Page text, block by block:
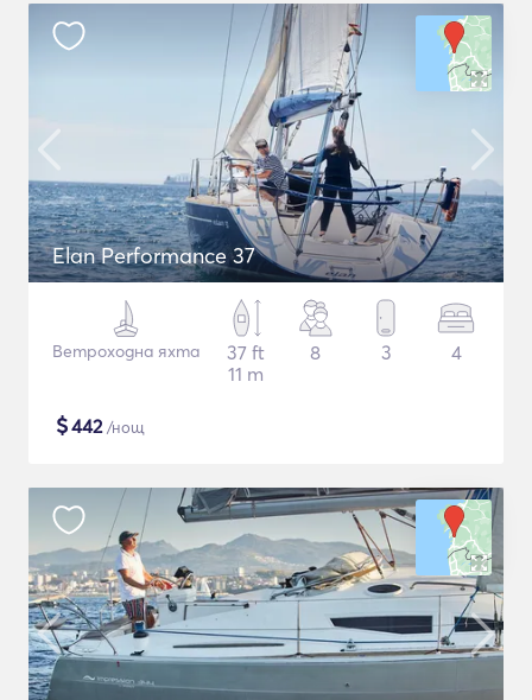
Elan Performance 37
Ветроходна яхта
37 ft
11 m
8 3 4
$442/нощ